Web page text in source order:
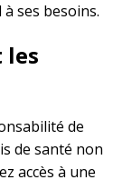
ses besoins.
les
de
de santé non
accès à une